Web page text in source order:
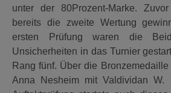
unter der 80Prozent-Marke.
bereits die zweite Wertung
ersten Prüfung waren die
Unsicherheiten in das Turnier
Rang fünf. Über die
Anna Nesheim mit Valdividan